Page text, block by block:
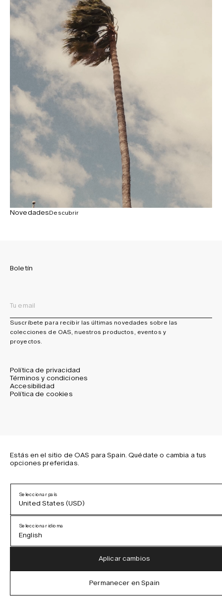
NovedadesDescubrir
Boletín
Suscríbete para recibir las últimas novedades sobre las
colecciones de OAS, nuestros productos, eventos y
proyectos.
Política de privacidad
Términos y condiciones
Accesibilidad
Política de cookies
Estás en el sitio de OAS para Spain. Quédate o cambia a tus
opciones preferidas.
Seleccionar país
United States (USD)
Austria (EUR)
Seleccionar idioma
English
German
Aplicar cambios
Permanecer en Spain